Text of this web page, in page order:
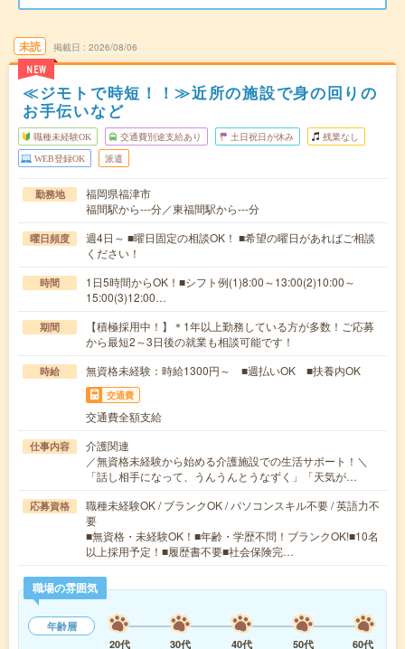
未読
NEW
掲載日 2026/08/06
≪ジモトで時短！！≫近所の施設で身の回りの
お手伝いなど
職種未経験OK 交通費別途支給あり 土日祝日が休み 残業なし
WEB登録OK 派遣
勤務地
福岡県福津市
福間駅から---分／東福間駅から---分
曜日頻度
週4日～ ■曜日固定の相談OK！ ■希望の曜日があればご相談
ください！
時間
1日5時間からOK！■シフト例(1)8:00～13:00(2)10:00～
15:00(3)12:00…
期間
【積極採用中！】＊1年以上勤務している方が多数！ご応募
から最短2～3日後の就業も相談可能です！
時給 無資格未経験：時給1300円～ ■週払いOK ■扶養内OK
交通費
交通費全額支給
仕事内容
介護関連
／無資格未経験から始める介護施設での生活サポート！＼
「話し相手になって、うんうんとうなずく」「天気が…
応募資格
職種未経験OK / ブランクOK / パソコンスキル不要 / 英語力不
要
■無資格・未経験OK！■年齢・学歴不問！ブランクOK!■10名
以上採用予定！■履歴書不要■社会保険完…
職場の雰囲気
年齢層
20代
30代 40代 50代
60代